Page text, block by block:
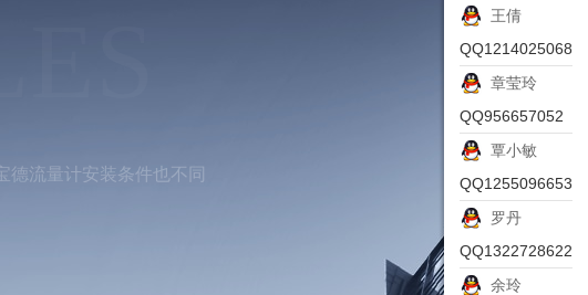
德流量计安装条件也不同
王倩
QQ1214025068
章莹玲
QQ956657052
覃小敏
QQ1255096653
罗丹
QQ1322728622
余玲